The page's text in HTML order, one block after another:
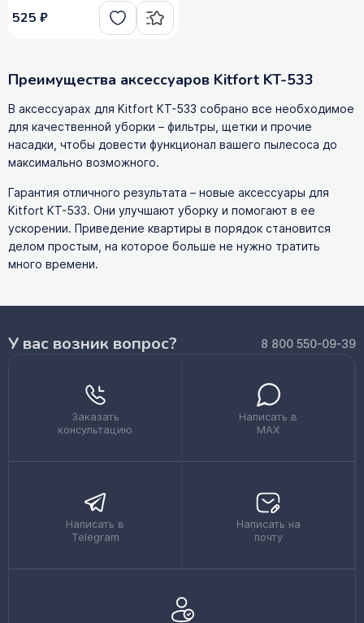
525 ₽
Преимущества аксессуаров Kitfort KT-533
В аксессуарах для Kitfort KT-533 собрано все необходимое
для качественной уборки – фильтры, щетки и прочие
насадки, чтобы довести функционал вашего пылесоса до
максимально возможного.
Гарантия отличного результата – новые аксессуары для
Kitfort KT-533. Они улучшают уборку и помогают в ее
ускорении. Приведение квартиры в порядок становится
делом простым, на которое больше не нужно тратить
много времени.
У вас возник вопрос? 8 800 550-09-39
Заказать
консультацию
Написать в
MAX
Написать в
Telegram
Написать на
почту